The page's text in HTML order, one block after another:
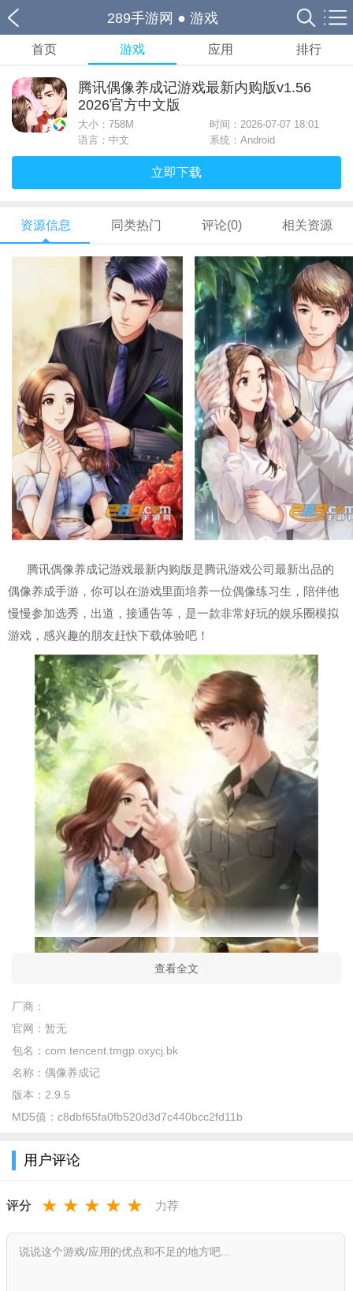
289手游网 ● 游戏
首页 游戏 应用 排行
腾讯偶像养成记游戏最新内购版v1.56
2026官方中文版
大小： 758M
时间：2026-07-07 18:01
语言：中文
系统：Android
立即下载
资源信息 同类热门 评论(0) 相关资源
腾讯偶像养成记游戏最新内购版是腾讯游戏公司最新出品的
偶像养成手游，你可以在游戏里面培养一位偶像练习生，陪伴他
慢慢参加选秀，出道，接通告等，是一款非常好玩的娱乐圈模拟
游戏，感兴趣的朋友赶快下载体验吧！
偶像养成记是一款乙女向的手游，是一款结合了乙女和偶像
和喜欢的偶像一起成长，让偶像成团，一起组队来玩吧。
腾讯偶像养成记游戏最新内购版亮点
1、玩家们可以来自己组建自己的明星团体,出息各种演唱会以
查看全文
厂商：
官网： 暂无
包名： com.tencent.tmgp.oxycj.bk
名称： 偶像养成记
版本： 2.9.5
MD5值： c8dbf65fa0fb520d3d7c440bcc2fd11b
用户评论
评分 ★ ★ ★ ★ ★ 力荐